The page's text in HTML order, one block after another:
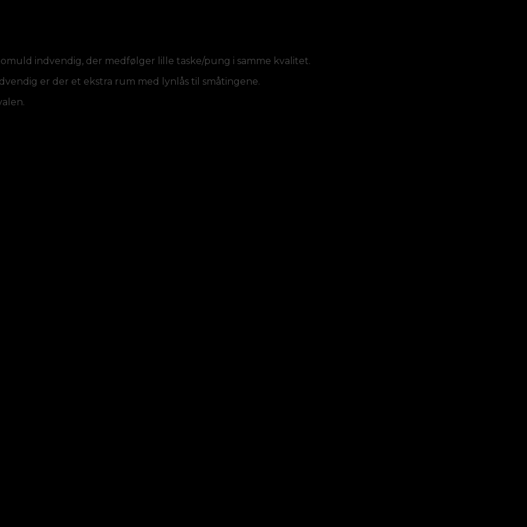
indvendig, der medfølger lille taske/pung i samme kvalitet.
er der et ekstra rum med lynlås til småtingene.